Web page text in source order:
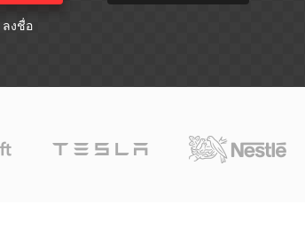
ลงชื่อ